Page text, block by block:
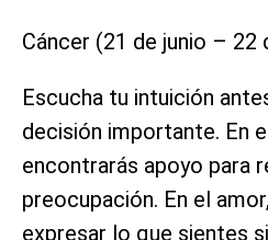
Cáncer (21 de junio – 22
Escucha tu intuición
decisión importante. En
encontrarás apoyo para
preocupación. En el
expresar lo que sientes